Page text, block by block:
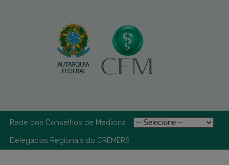
Rede dos Conselhos de Medicina
Delegacias Regionais do CREMERS